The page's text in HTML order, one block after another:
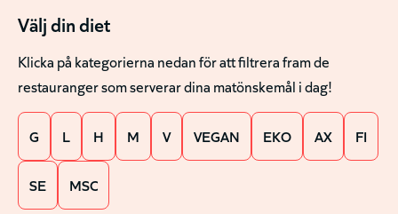
Välj din diet
Klicka på kategorierna nedan för att filtrera fram de
restauranger som serverar dina matönskemål i dag!
G L H M V VEGAN EKO AX FI
SE MSC